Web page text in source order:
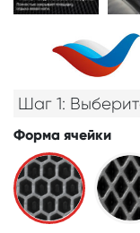
Шаг 1:
Форма ячейки